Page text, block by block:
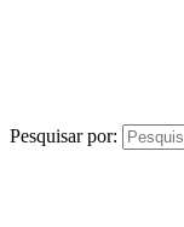
Pesquisar por: